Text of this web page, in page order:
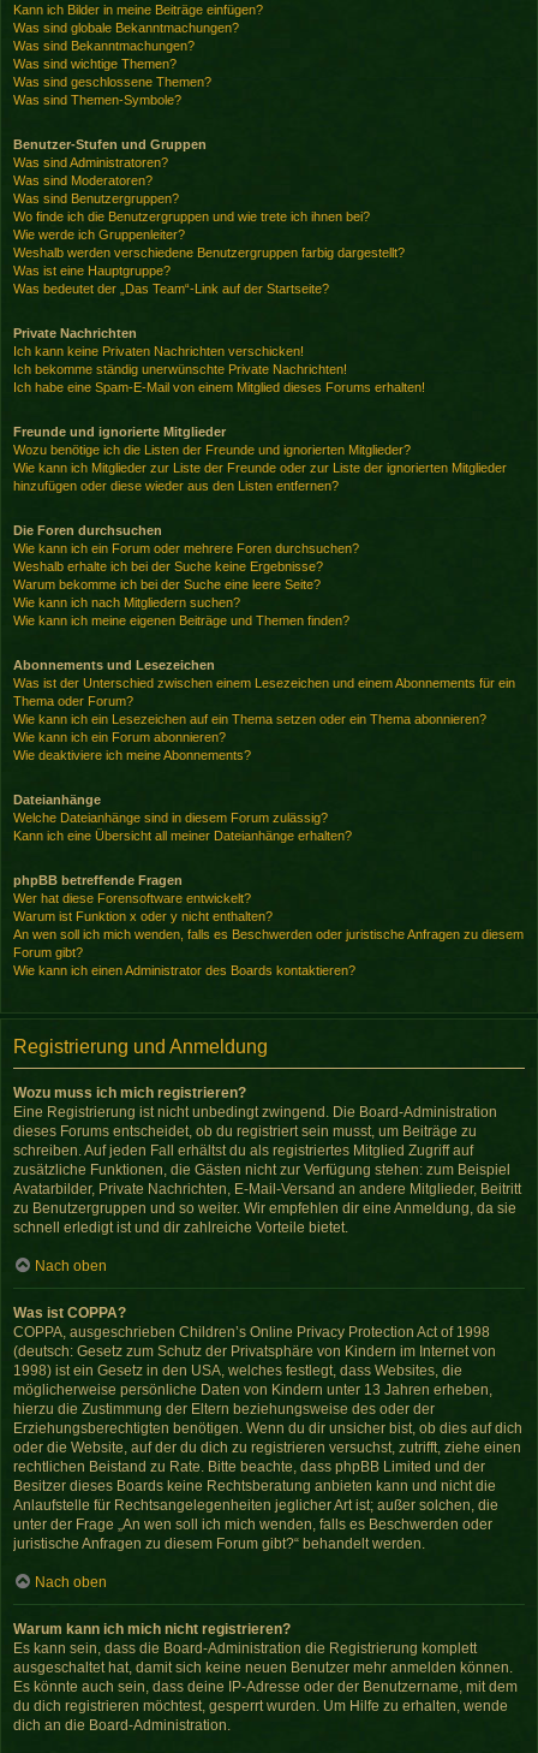
Kann ich Bilder in meine Beiträge einfügen?
Was sind globale Bekanntmachungen?
Was sind Bekanntmachungen?
Was sind wichtige Themen?
Was sind geschlossene Themen?
Was sind Themen-Symbole?
Benutzer-Stufen und Gruppen
Was sind Administratoren?
Was sind Moderatoren?
Was sind Benutzergruppen?
Wo finde ich die Benutzergruppen und wie trete ich ihnen bei?
Wie werde ich Gruppenleiter?
Weshalb werden verschiedene Benutzergruppen farbig dargestellt?
Was ist eine Hauptgruppe?
Was bedeutet der „Das Team“-Link auf der Startseite?
Private Nachrichten
Ich kann keine Privaten Nachrichten verschicken!
Ich bekomme ständig unerwünschte Private Nachrichten!
Ich habe eine Spam-E-Mail von einem Mitglied dieses Forums erhalten!
Freunde und ignorierte Mitglieder
Wozu benötige ich die Listen der Freunde und ignorierten Mitglieder?
Wie kann ich Mitglieder zur Liste der Freunde oder zur Liste der ignorierten Mitglieder
hinzufügen oder diese wieder aus den Listen entfernen?
Die Foren durchsuchen
Wie kann ich ein Forum oder mehrere Foren durchsuchen?
Weshalb erhalte ich bei der Suche keine Ergebnisse?
Warum bekomme ich bei der Suche eine leere Seite?
Wie kann ich nach Mitgliedern suchen?
Wie kann ich meine eigenen Beiträge und Themen finden?
Abonnements und Lesezeichen
Was ist der Unterschied zwischen einem Lesezeichen und einem Abonnements für ein
Thema oder Forum?
Wie kann ich ein Lesezeichen auf ein Thema setzen oder ein Thema abonnieren?
Wie kann ich ein Forum abonnieren?
Wie deaktiviere ich meine Abonnements?
Dateianhänge
Welche Dateianhänge sind in diesem Forum zulässig?
Kann ich eine Übersicht all meiner Dateianhänge erhalten?
phpBB betreffende Fragen
Wer hat diese Forensoftware entwickelt?
Warum ist Funktion x oder y nicht enthalten?
An wen soll ich mich wenden, falls es Beschwerden oder juristische Anfragen zu diesem
Forum gibt?
Wie kann ich einen Administrator des Boards kontaktieren?
Registrierung und Anmeldung
Wozu muss ich mich registrieren?
Eine Registrierung ist nicht unbedingt zwingend. Die Board-Administration
dieses Forums entscheidet, ob du registriert sein musst, um Beiträge zu
schreiben. Auf jeden Fall erhältst du als registriertes Mitglied Zugriff auf
zusätzliche Funktionen, die Gästen nicht zur Verfügung stehen: zum Beispiel
Avatarbilder, Private Nachrichten, E-Mail-Versand an andere Mitglieder, Beitritt
zu Benutzergruppen und so weiter. Wir empfehlen dir eine Anmeldung, da sie
schnell erledigt ist und dir zahlreiche Vorteile bietet.
Nach oben
Was ist COPPA?
COPPA, ausgeschrieben Children’s Online Privacy Protection Act of 1998
(deutsch: Gesetz zum Schutz der Privatsphäre von Kindern im Internet von
1998) ist ein Gesetz in den USA, welches festlegt, dass Websites, die
möglicherweise persönliche Daten von Kindern unter 13 Jahren erheben,
hierzu die Zustimmung der Eltern beziehungsweise des oder der
Erziehungsberechtigten benötigen. Wenn du dir unsicher bist, ob dies auf dich
oder die Website, auf der du dich zu registrieren versuchst, zutrifft, ziehe einen
rechtlichen Beistand zu Rate. Bitte beachte, dass phpBB Limited und der
Besitzer dieses Boards keine Rechtsberatung anbieten kann und nicht die
Anlaufstelle für Rechtsangelegenheiten jeglicher Art ist; außer solchen, die
unter der Frage „An wen soll ich mich wenden, falls es Beschwerden oder
juristische Anfragen zu diesem Forum gibt?“ behandelt werden.
Nach oben
Warum kann ich mich nicht registrieren?
Es kann sein, dass die Board-Administration die Registrierung komplett
ausgeschaltet hat, damit sich keine neuen Benutzer mehr anmelden können.
Es könnte auch sein, dass deine IP-Adresse oder der Benutzername, mit dem
du dich registrieren möchtest, gesperrt wurden. Um Hilfe zu erhalten, wende
dich an die Board-Administration.